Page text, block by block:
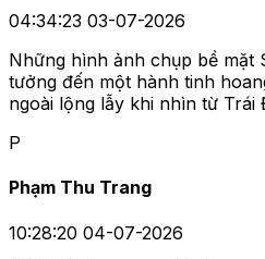
04:34:23 03-07-2026
Những hình ảnh chụp bề mặt
tưởng đến một hành tinh
ngoài lộng lẫy khi nhìn từ Trái
P
Phạm Thu Trang
10:28:20 04-07-2026